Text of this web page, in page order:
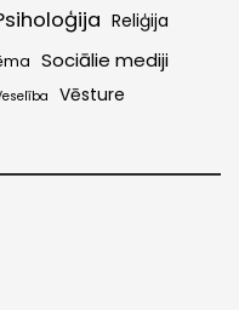
Reliģija
Sociālie mediji
Vēsture